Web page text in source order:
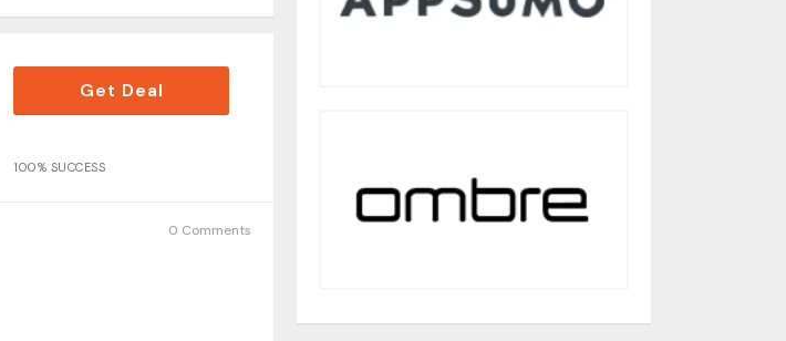
Get Deal
100% SUCCESS
0 Comments